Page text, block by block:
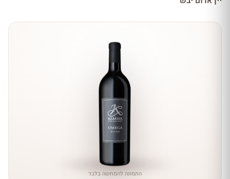
התמונה להמחשה בלבד